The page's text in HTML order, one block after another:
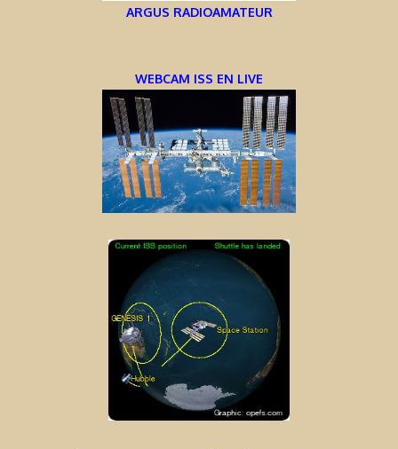
ARGUS RADIOAMATEUR
WEBCAM ISS EN LIVE